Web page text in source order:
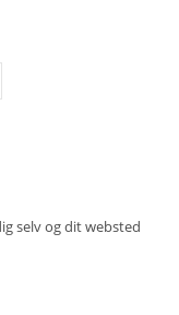
selv og dit websted